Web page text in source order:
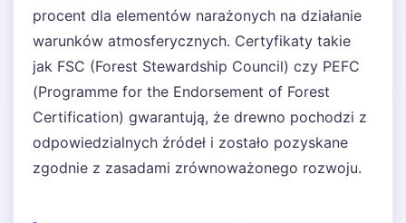
procent dla elementów narażonych na działanie
warunków atmosferycznych. Certyfikaty takie
jak FSC (Forest Stewardship Council) czy PEFC
(Programme for the Endorsement of Forest
Certification) gwarantują, że drewno pochodzi z
odpowiedzialnych źródeł i zostało pozyskane
zgodnie z zasadami zrównoważonego rozwoju.